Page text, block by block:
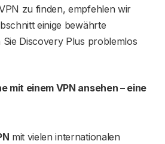
zu finden, empfehlen wir
einige bewährte
Sie Discovery Plus problemlos
mit einem VPN ansehen – eine
mit vielen internationalen